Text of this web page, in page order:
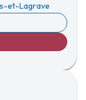
et-Lagrave